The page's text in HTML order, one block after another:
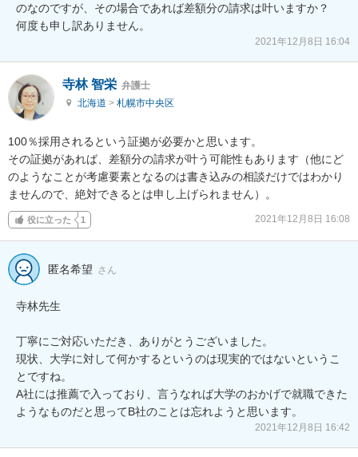
のなのですが、その場合であれば差額分の請求は叶いますか？
何度も申し訳ありません。
2021年12月8日 16:04
寺林 智栄 弁護士
北海道 > 札幌市中央区
100％採用されるという証拠が必要かと思います。
その証拠があれば、差額分の請求が叶う可能性もあります（他にど
のようなことが考慮要素となるのは書き込みの相談だけではわかり
ませんので、絶対できるとは申し上げられません）。
役に立った 1 2021年12月8日 16:08
匿名希望 さん
寺林先生
丁寧にご対応いただき、ありがとうございました。
現状、大学に対して何かするというのは現実的ではないというこ
とですね。
A社には推薦で入っており、言うなれば大学のおかげで就職できた
ようなものだと思ってB社のことは忘れようと思います。
2021年12月8日 16:42